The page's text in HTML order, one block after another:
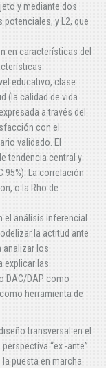
y mediante dos
potenciales, y L2, que
en características del
educativo, clase
(la calidad de vida
a través del
con el
validado. El
tendencia central y
95%). La correlación
o la Rho de
análisis inferencial
la actitud ante
analizar los
explicar las
DAC/DAP como
herramienta de
transversal en el
“ex -ante”
puesta en marcha